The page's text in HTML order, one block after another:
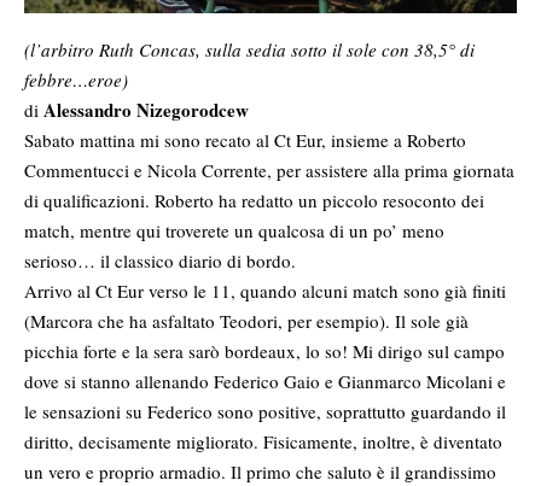
(l’arbitro Ruth Concas, sulla sedia sotto il sole con 38,5° di
febbre…eroe)
di Alessandro Nizegorodcew
Sabato mattina mi sono recato al Ct Eur, insieme a Roberto
Commentucci e Nicola Corrente, per assistere alla prima giornata
di qualificazioni. Roberto ha redatto un piccolo resoconto dei
match, mentre qui troverete un qualcosa di un po’ meno
serioso… il classico diario di bordo.
Arrivo al Ct Eur verso le 11, quando alcuni match sono già finiti
(Marcora che ha asfaltato Teodori, per esempio). Il sole già
picchia forte e la sera sarò bordeaux, lo so! Mi dirigo sul campo
dove si stanno allenando Federico Gaio e Gianmarco Micolani e
le sensazioni su Federico sono positive, soprattutto guardando il
diritto, decisamente migliorato. Fisicamente, inoltre, è diventato
un vero e proprio armadio. Il primo che saluto è il grandissimo